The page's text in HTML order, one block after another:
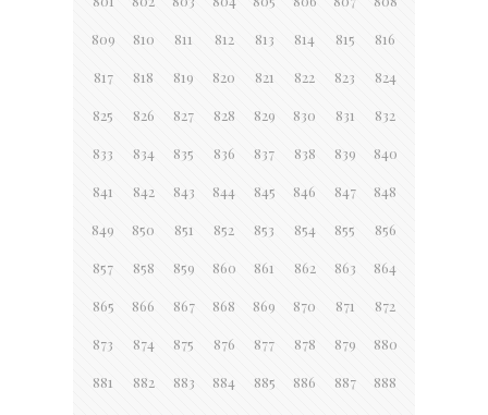
809 810 811 812 813 814 815 816
817 818 819 820 821 822 823 824
825 826 827 828 829 830 831 832
833 834 835 836 837 838 839 840
841 842 843 844 845 846 847 848
849 850 851 852 853 854 855 856
857 858 859 860 861 862 863 864
865 866 867 868 869 870 871 872
873 874 875 876 877 878 879 880
881 882 883 884 885 886 887 888